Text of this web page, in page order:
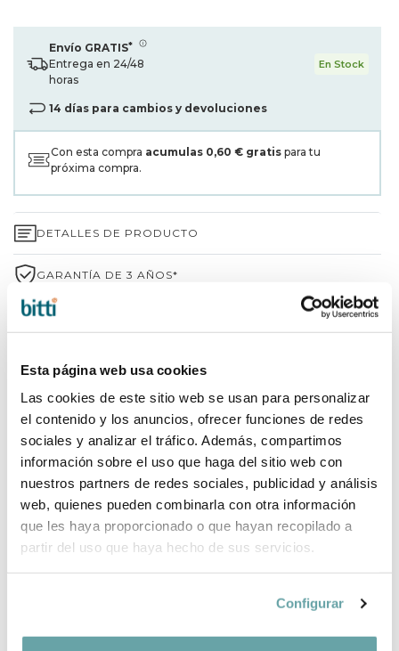
Esta página web usa cookies
Las cookies de este sitio web se usan para personalizar
el contenido y los anuncios, ofrecer funciones de redes
sociales y analizar el tráfico. Además, compartimos
información sobre el uso que haga del sitio web con
nuestros partners de redes sociales, publicidad y análisis
web, quienes pueden combinarla con otra información
que les haya proporcionado o que hayan recopilado a
partir del uso que haya hecho de sus servicios.
Configurar
Envío GRATIS*
Entrega en 24/48
horas
En Stock
14 días para cambios y devoluciones
Con esta compra acumulas 0,60 € gratis para tu
próxima compra.
DETALLES DE PRODUCTO
GARANTÍA DE 3 AÑOS*
ENVÍOS Y DEVOLUCIONES
INFORMACIÓN DE LA MARCA